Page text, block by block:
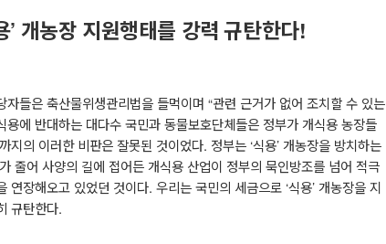
’ 개농장 지원행태를 강력 규탄한다!
자들은 축산물위생관리법을 들먹이며“관련 근거가 없어 조치할 수 있는
용에 반대하는 대다수 국민과 동물보호단체들은 정부가 개식용 농장들
지의 이러한 비판은 잘못된 것이었다. 정부는 ‘식용’개농장을 방치하는
줄어 사양의 길에 접어든 개식용 산업이 정부의 묵인방조를 넘어 적극
연장해오고 있었던 것이다.우리는 국민의 세금으로 ‘식용’개농장을 지
규탄한다.